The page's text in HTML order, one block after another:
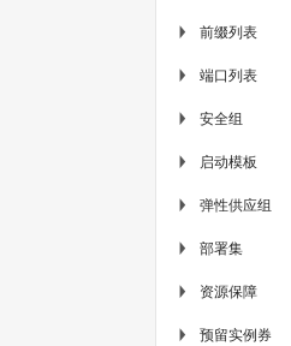
▶ 前缀列表
▶ 端口列表
▶ 安全组
▶ 启动模板
▶ 弹性供应组
▶ 部署集
▶ 资源保障
▶ 预留实例券